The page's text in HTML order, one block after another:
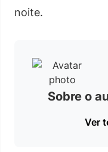
noite.
Sobre o
Ver